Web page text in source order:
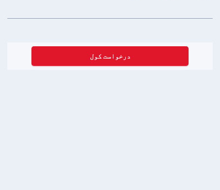
درخواست کول